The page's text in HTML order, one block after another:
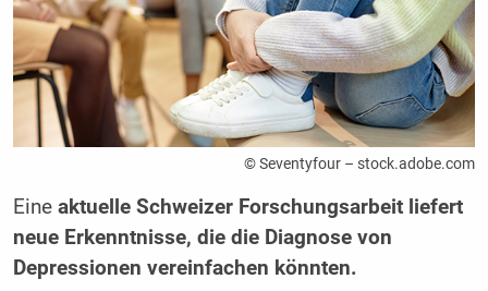
© Seventyfour – stock.adobe.com
Eineaktuelle Schweizer Forschungsarbeit liefert
neue Erkenntnisse, die die Diagnose von
Depressionen vereinfachen könnten.